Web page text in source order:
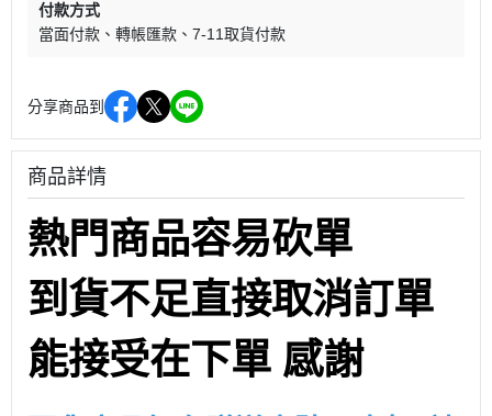
付款方式
當面付款
轉帳匯款 7-11取貨付款
分享商品到
商品詳情
熱門商品容易砍單
到貨不足直接取消訂單
能接受在下單 感謝